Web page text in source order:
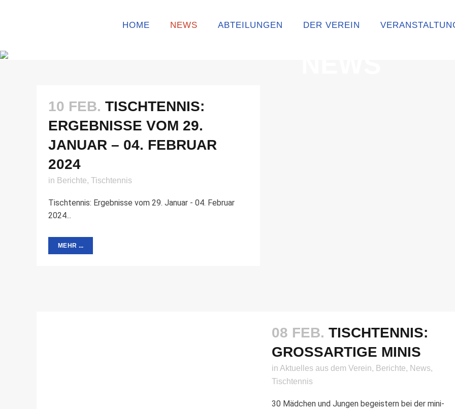
HOME NEWS ABTEILUNGEN DER VEREIN
10 FEB. TISCHTENNIS:
ERGEBNISSE VOM 29.
JANUAR – 04. FEBRUAR
2024
in Berichte, Tischtennis
Tischtennis: Ergebnisse vom 29. Januar - 04. Februar
2024...
MEHR ...
08 FEB. TISCHTENNIS:
GROSSARTIGE MINIS
in Aktuelles aus dem Verein, Berichte, News,
Tischtennis
30 Mädchen und Jungen begeistern bei der mini-